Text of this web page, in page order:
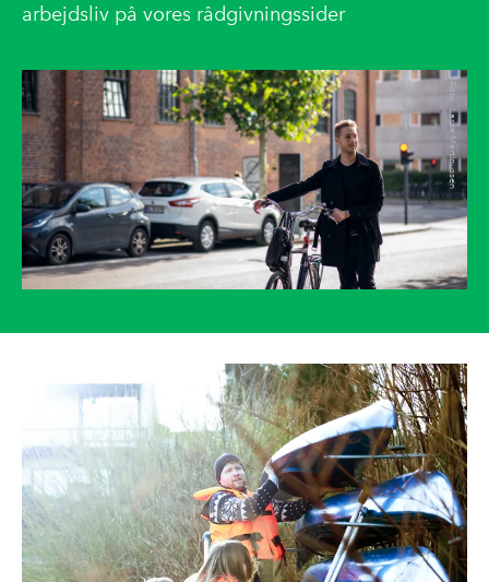
arbejdsliv på vores rådgivningssider
Foto: Lasse Martinussen